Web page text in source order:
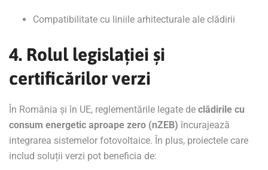
Compatibilitate cu liniile arhitecturale ale clădirii
4. Rolul legislației și
certificărilor verzi
În România și în UE, reglementările legate de clădirile cu
consum energetic aproape zero (nZEB) încurajează
integrarea sistemelor fotovoltaice. În plus, proiectele care
includ soluții verzi pot beneficia de: